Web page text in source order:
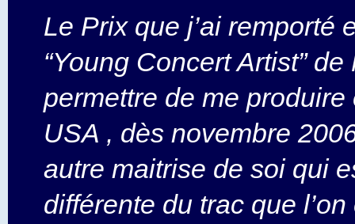
Le Prix que j’ai remporté
“Young Concert Artist”
permettre de me
USA , dès novembre
autre maitrise de soi qui
différente du trac que